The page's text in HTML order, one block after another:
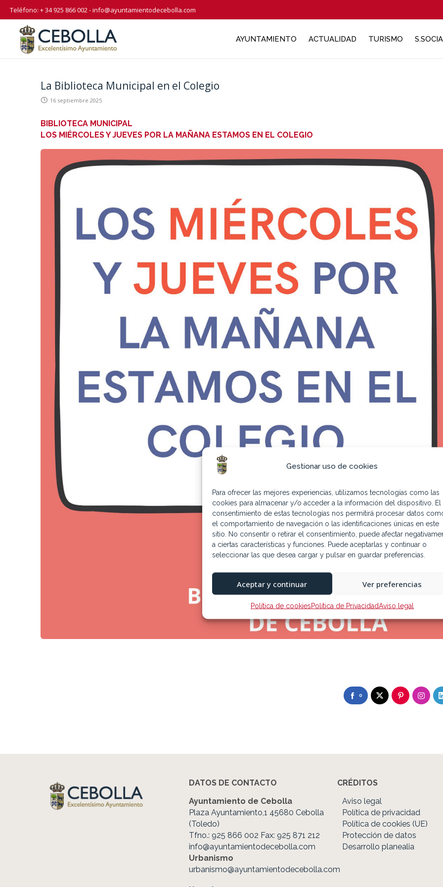
Gestionar uso de cookies
Para ofrecer las mejores experiencias, utilizamos tecnologías como las
cookies para almacenar y/o acceder a la información del dispositivo. El
consentimiento de estas tecnologías nos permitirá procesar datos
el comportamiento de navegación o las identificaciones únicas en este
sitio. No consentir o retirar el consentimiento, puede afectar
a ciertas características y funciones. Puede aceptarlas y continuar o
seleccionar las que desea cargar y pulsar en guardar preferencias.
Aceptar y continuar Ver preferencias
Política de cookiesPolítica de PrivacidadAviso legal
Teléfono: + 34 925 866 002 -info@ayuntamientodecebolla.com
AYUNTAMIENTO ACTUALIDAD TURISMO
La Biblioteca Municipal en el Colegio
16 septiembre 2025
BIBLIOTECA MUNICIPAL
LOS MIÉRCOLES Y JUEVES POR LA MAÑANA ESTAMOS EN EL COLEGIO
0
DATOS DE CONTACTO
Ayuntamiento de Cebolla
Plaza Ayuntamiento,1 45680 Cebolla
(Toledo)
Tfno.: 925 866 002 Fax: 925 871 212
info@ayuntamientodecebolla.com
Urbanismo
urbanismo@ayuntamientodecebolla.com
CRÉDITOS
Aviso legal
Política de privacidad
Política de cookies (UE)
Protección de datos
Desarrollo planealia